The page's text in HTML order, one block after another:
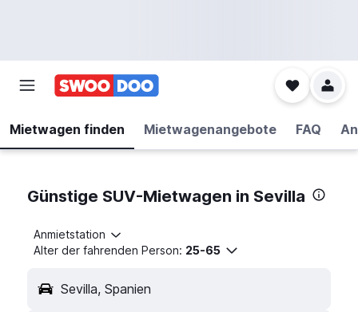
Mietwagen finden Mietwagenangebote FAQ
Günstige SUV-Mietwagen in Sevilla
Anmietstation
Alter der fahrenden Person: 25-65
Sevilla, Spanien